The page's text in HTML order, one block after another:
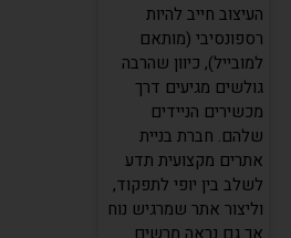
העיצוב חייב להיות
רספונסיבי (מותאם
למובייל), כיוון שהרבה
גולשים מגיעים דרך
מכשירים הניידים
שלהם. חברת בניית
אתרים מקצועית תדע
לשלב בין יופי לתפקוד,
וליצור אתר שמרגיש נוח